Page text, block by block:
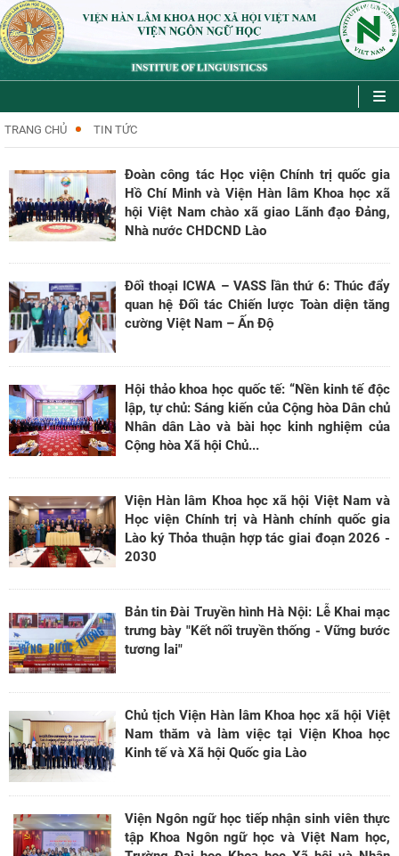
VI|EN
TRANG CHỦ TIN TỨC
Đoàn công tác Học viện Chính trị quốc gia
Hồ Chí Minh và Viện Hàn lâm Khoa học xã
hội Việt Nam chào xã giao Lãnh đạo Đảng,
Nhà nước CHDCND Lào
Đối thoại ICWA – VASS lần thứ 6: Thúc đẩy
quan hệ Đối tác Chiến lược Toàn diện tăng
cường Việt Nam – Ấn Độ
Hội thảo khoa học quốc tế: “Nền kinh tế độc
lập, tự chủ: Sáng kiến của Cộng hòa Dân chủ
Nhân dân Lào và bài học kinh nghiệm của
Cộng hòa Xã hội Chủ...
Viện Hàn lâm Khoa học xã hội Việt Nam và
Học viện Chính trị và Hành chính quốc gia
Lào ký Thỏa thuận hợp tác giai đoạn 2026 -
2030
Bản tin Đài Truyền hình Hà Nội: Lễ Khai mạc
trưng bày "Kết nối truyền thống - Vững bước
tương lai"
Chủ tịch Viện Hàn lâm Khoa học xã hội Việt
Nam thăm và làm việc tại Viện Khoa học
Kinh tế và Xã hội Quốc gia Lào
Viện Ngôn ngữ học tiếp nhận sinh viên thực
tập Khoa Ngôn ngữ học và Việt Nam học,